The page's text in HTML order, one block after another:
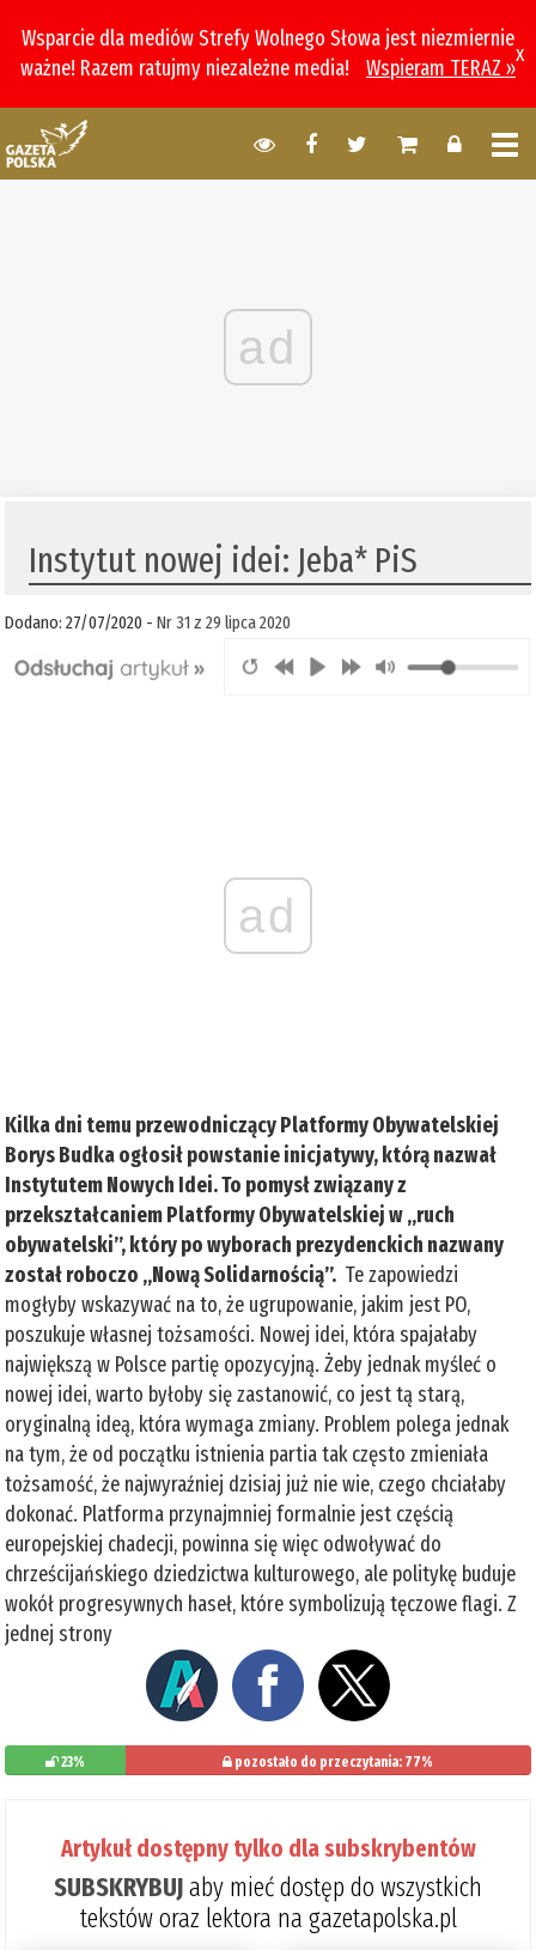
Wsparcie dla mediów Strefy Wolnego Słowa jest niezmiernie
ważne! Razem ratujmy niezależne media!
Wspieram TERAZ »
x
ad
Instytut nowej idei: Jeba* PiS
Dodano: 27/07/2020 -Nr 31 z 29 lipca 2020
ad
Kilka dni temu przewodniczący Platformy Obywatelskiej
Borys Budka ogłosił powstanie inicjatywy, którą nazwał
Instytutem Nowych Idei. To pomysł związany z
przekształcaniem Platformy Obywatelskiej w „ruch
obywatelski”, który po wyborach prezydenckich nazwany
został roboczo „Nową Solidarnością”. Te zapowiedzi
mogłyby wskazywać na to, że ugrupowanie, jakim jest PO,
poszukuje własnej tożsamości. Nowej idei, która spajałaby
największą w Polsce partię opozycyjną. Żeby jednak myśleć o
nowej idei, warto byłoby się zastanowić, co jest tą starą,
oryginalną ideą, która wymaga zmiany. Problem polega jednak
na tym, że od początku istnienia partia tak często zmieniała
tożsamość, że najwyraźniej dzisiaj już nie wie, czego chciałaby
dokonać. Platforma przynajmniej formalnie jest częścią
europejskiej chadecji, powinna się więc odwoływać do
chrześcijańskiego dziedzictwa kulturowego, ale politykę buduje
wokół progresywnych haseł, które symbolizują tęczowe flagi. Z
jednej strony
23% pozostało do przeczytania: 77%
Artykuł dostępny tylko dla subskrybentów
SUBSKRYBUJaby mieć dostęp do wszystkich
tekstów oraz lektora na gazetapolska.pl